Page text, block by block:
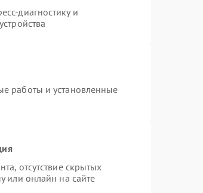
диагностику и
работы и установленные
отсутствие скрытых
или онлайн на сайте